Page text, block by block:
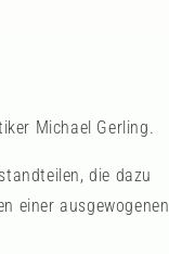
Michael Gerling.
die dazu
einer ausgewogenen